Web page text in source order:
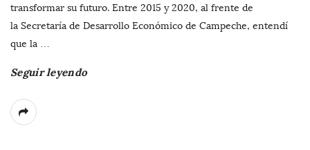
transformar su futuro. Entre 2015 y 2020, al frente de
la Secretaría de Desarrollo Económico de Campeche, entendí
que la …
Seguir leyendo